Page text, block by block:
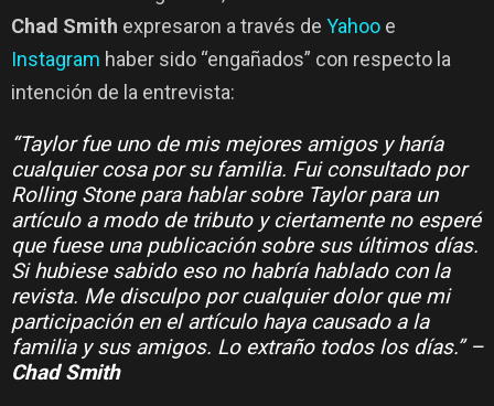
Chad Smith expresaron a través de Yahoo e
Instagram haber sido “engañados” con respecto la
intención de la entrevista:
“Taylor fue uno de mis mejores amigos y haría
cualquier cosa por su familia. Fui consultado por
Rolling Stone para hablar sobre Taylor para un
artículo a modo de tributo y ciertamente no esperé
que fuese una publicación sobre sus últimos días.
Si hubiese sabido eso no habría hablado con la
revista. Me disculpo por cualquier dolor que mi
participación en el artículo haya causado a la
familia y sus amigos. Lo extraño todos los días.” –
Chad Smith